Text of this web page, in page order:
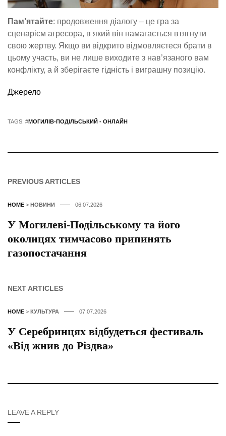
Пам’ятайте: продовження діалогу – це гра за
сценарієм агресора, в який він намагається втягнути
свою жертву. Якщо ви відкрито відмовляєтеся брати в
цьому участь, ви не лише виходите з нав’язаного вам
конфлікту, а й зберігаєте гідність і виграшну позицію.
Джерело
TAGS: #МОГИЛІВ-ПОДІЛЬСЬКИЙ - ОНЛАЙН
PREVIOUS ARTICLES
HOME > НОВИНИ 06.07.2026
У Могилеві-Подільському та його
околицях тимчасово припинять
газопостачання
NEXT ARTICLES
HOME > КУЛЬТУРА 07.07.2026
У Серебринцях відбудеться фестиваль
«Від жнив до Різдва»
LEAVE A REPLY